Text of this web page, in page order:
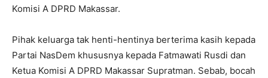
Komisi A DPRD Makassar.
Pihak keluarga tak henti-hentinya berterima kasih kepada
Partai NasDem khususnya kepada Fatmawati Rusdi dan
Ketua Komisi A DPRD Makassar Supratman. Sebab, bocah